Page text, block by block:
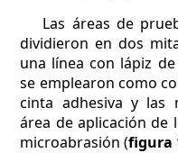
Las áreas de
dividieron en dos
una línea con lápiz
se emplearon como
cinta adhesiva y las
área de aplicación
microabrasión (figura